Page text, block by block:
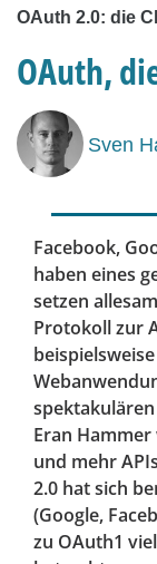
OAuth 2.0: die
OAuth,
Sven
Facebook,
haben eines
setzen
Protokoll zur
Eran
und mehr
2.0 hat sich
(Google,
zu OAuth1